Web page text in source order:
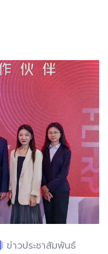
ข่าวประชาสัมพันธ์